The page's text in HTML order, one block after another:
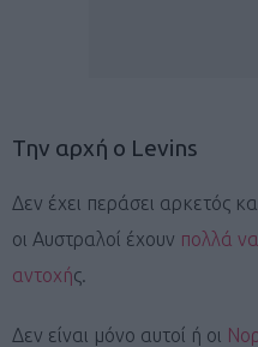
Την αρχή ο Levins
Δεν έχει περάσει αρκετός
οι Αυστραλοί έχουν πολλά
αντοχής.
Δεν είναι μόνο αυτοί ή οι